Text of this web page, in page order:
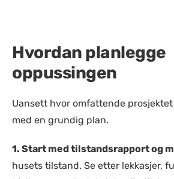
Hvordan planlegge
oppussingen
Uansett hvor omfattende
med en grundig plan.
1. Start med tilstandsrapport og
husets tilstand. Se etter lekkasjer,